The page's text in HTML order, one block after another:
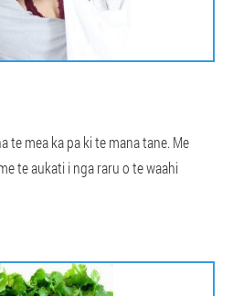
te mea ka pa ki te mana tane. Me
te aukati i nga raru o te waahi